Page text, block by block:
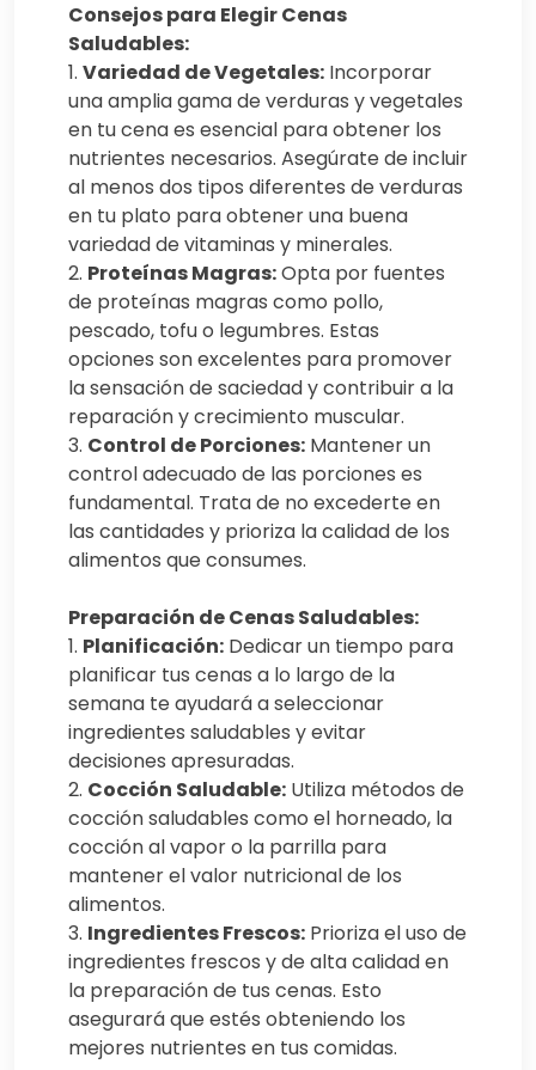
Consejos para Elegir Cenas
Saludables:
1. Variedad de Vegetales: Incorporar
una amplia gama de verduras y vegetales
en tu cena es esencial para obtener los
nutrientes necesarios. Asegúrate de incluir
al menos dos tipos diferentes de verduras
en tu plato para obtener una buena
variedad de vitaminas y minerales.
2. Proteínas Magras:Opta por fuentes
de proteínas magras como pollo,
pescado, tofu o legumbres. Estas
opciones son excelentes para promover
la sensación de saciedad y contribuir a la
reparación y crecimiento muscular.
3. Control de Porciones: Mantener un
control adecuado de las porciones es
fundamental. Trata de no excederte en
las cantidades y prioriza la calidad de los
alimentos que consumes.
Preparación de Cenas Saludables:
1. Planificación: Dedicar un tiempo para
planificar tus cenas a lo largo de la
semana te ayudará a seleccionar
ingredientes saludables y evitar
decisiones apresuradas.
2. Cocción Saludable: Utiliza métodos de
cocción saludables como el horneado, la
cocción al vapor o la parrilla para
mantener el valor nutricional de los
alimentos.
3. Ingredientes Frescos: Prioriza el uso de
ingredientes frescos y de alta calidad en
la preparación de tus cenas. Esto
asegurará que estés obteniendo los
mejores nutrientes en tus comidas.